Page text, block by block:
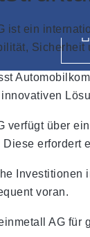
ist ein
Sicherheit
innovativen
verfügt über
erfordert
Investitionen
voran.
AG